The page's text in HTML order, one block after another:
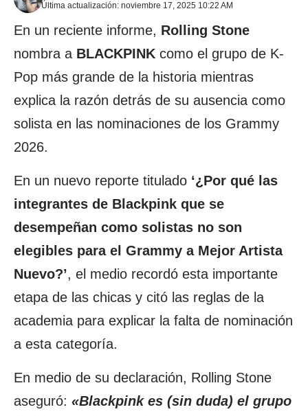
Última actualización: noviembre 17, 2025 10:22 AM
En un reciente informe, Rolling Stone
nombra a BLACKPINK como el grupo de K-
Pop más grande de la historia mientras
explica la razón detrás de su ausencia como
solista en las nominaciones de los Grammy
2026.
En un nuevo reporte titulado ‘¿Por qué las
integrantes de Blackpink que se
desempeñan como solistas no son
elegibles para el Grammy a Mejor Artista
Nuevo?’, el medio recordó esta importante
etapa de las chicas y citó las reglas de la
academia para explicar la falta de nominación
a esta categoría.
En medio de su declaración, Rolling Stone
aseguró: «Blackpink es (sin duda) el grupo